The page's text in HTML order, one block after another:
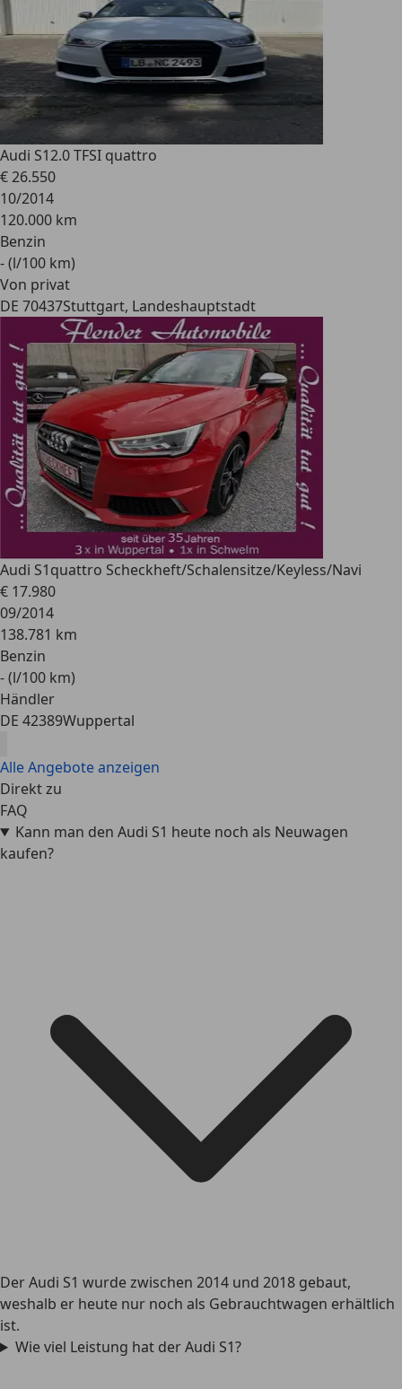
Audi S12.0 TFSI quattro
€ 26.550
10/2014
120.000 km
Benzin
- (l/100 km)
Von privat
DE 70437Stuttgart, Landeshauptstadt
Audi S1quattro Scheckheft/Schalensitze/Keyless/Navi
€ 17.980
09/2014
138.781 km
Benzin
- (l/100 km)
Händler
DE 42389Wuppertal
Alle Angebote anzeigen
Direkt zu
FAQ
Kann man den Audi S1 heute noch als Neuwagen
kaufen?
Der Audi S1 wurde zwischen 2014 und 2018 gebaut,
weshalb er heute nur noch als Gebrauchtwagen erhältlich
ist.
Wie viel Leistung hat der Audi S1?